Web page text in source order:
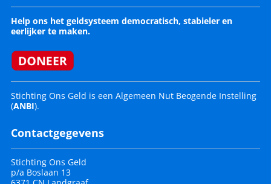
Help ons het geldsysteem democratisch, stabieler en
eerlijker te maken.
Stichting Ons Geld is een Algemeen Nut Beogende Instelling
(ANBI).
Contactgegevens
Stichting Ons Geld
p/a Boslaan 13